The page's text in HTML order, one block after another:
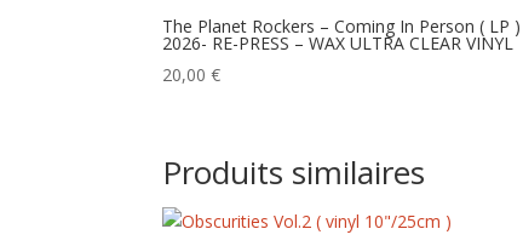
The Planet Rockers – Coming In Person ( LP )
2026- RE-PRESS – WAX ULTRA CLEAR VINYL
20,00€
Produits similaires